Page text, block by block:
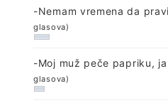
-Nemam vremena da
glasova)
-Moj muž peče papriku,
glasova)